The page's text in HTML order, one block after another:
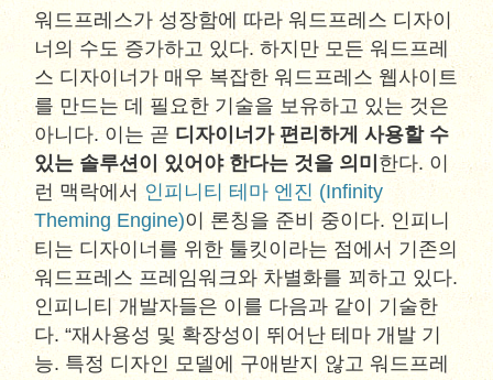
워드프레스가 성장함에 따라 워드프레스 디자이
너의 수도 증가하고 있다. 하지만 모든 워드프레
스 디자이너가 매우 복잡한 워드프레스 웹사이트
를 만드는 데 필요한 기술을 보유하고 있는 것은
아니다. 이는 곧 디자이너가 편리하게 사용할 수
있는 솔루션이 있어야 한다는 것을 의미 한다. 이
런 맥락에서인피니티 테마 엔진 (Infinity
Theming Engine)이 론칭을 준비 중이다. 인피니
티는 디자이너를 위한 툴킷이라는 점에서 기존의
워드프레스 프레임워크와 차별화를 꾀하고 있다.
인피니티 개발자들은 이를 다음과 같이 기술한
다. “재사용성 및 확장성이 뛰어난 테마 개발 기
능. 특정 디자인 모델에 구애받지 않고 워드프레